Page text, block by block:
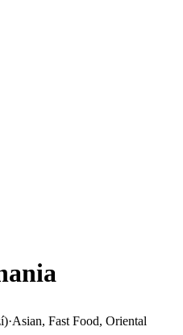
)·Asian, Fast Food, Oriental